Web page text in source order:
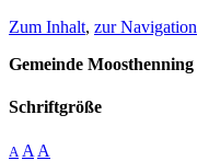
Zum Inhalt, zur Navigation
Gemeinde Moosthenning
Schriftgröße
A A A